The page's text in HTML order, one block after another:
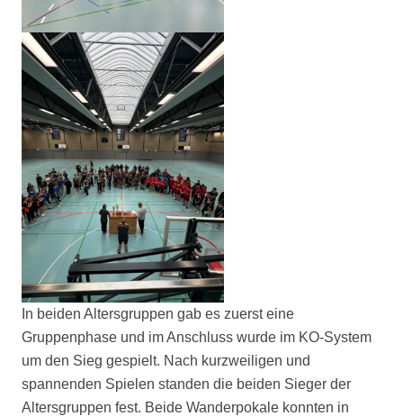
In beiden Altersgruppen gab es zuerst eine
Gruppenphase und im Anschluss wurde im KO-System
um den Sieg gespielt. Nach kurzweiligen und
spannenden Spielen standen die beiden Sieger der
Altersgruppen fest. Beide Wanderpokale konnten in